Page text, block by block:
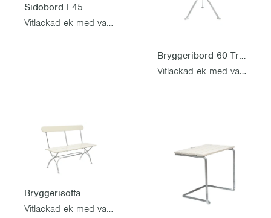
Sidobord L45
Vitlackad ek med varmförzinkat stativ
Bryggeribord 60 Trefot
Vitlackad ek med varmförzinkat stativ
Bryggerisoffa
Vitlackad ek med varmförzinkat stativ